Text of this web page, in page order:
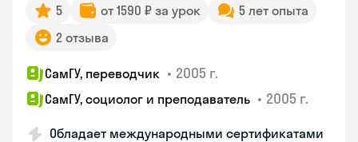
5 от 1590 ₽ за урок
5 лет опыта
2 отзыва
СамГУ, переводчик • 2005 г.
СамГУ, социолог и преподаватель • 2005 г.
Обладает международными сертификатами